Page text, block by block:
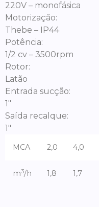
220V – monofásica
Motorização:
Thebe – IP44
Potência:
1/2 cv – 3500rpm
Rotor:
Latão
Entrada sucção:
1″
Saída recalque:
1″
MCA 2,0 4,0
m3/h 1,8 1,7